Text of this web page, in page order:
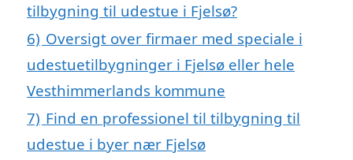
tilbygning til udestue i Fjelsø?
6) Oversigt over firmaer med speciale i
udestuetilbygninger i Fjelsø eller hele
Vesthimmerlands kommune
7) Find en professionel til tilbygning til
udestue i byer nær Fjelsø